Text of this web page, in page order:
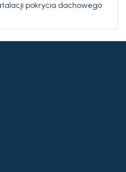
pokrycia dachowego